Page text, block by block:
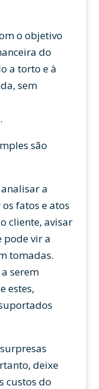
o objetivo
do
a torto e à
sem
são
a
fatos e atos
cliente, avisar
pode vir a
tomadas.
serem
estes,
deixe
custos do